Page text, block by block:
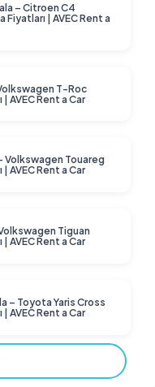
– Citroen C4
Fiyatları | AVEC Rent a
T-Roc
| AVEC Rent a Car
Volkswagen Touareg
| AVEC Rent a Car
Tiguan
| AVEC Rent a Car
– Toyota Yaris Cross
| AVEC Rent a Car